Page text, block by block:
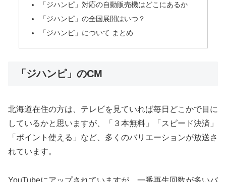
「ジハンピ」対応の自動販売機はどこにあるか
「ジハンピ」の全国展開はいつ？
「ジハンピ」について まとめ
「ジハンピ」のCM
北海道在住の方は、テレビを見ていれば毎日どこかで目に
しているかと思いますが、「３本無料」「スピード決済」
「ポイント使える」など、多くのバリエーションが放送さ
れています。
YouTubeにアップされていますが、一番再生回数が多いバ